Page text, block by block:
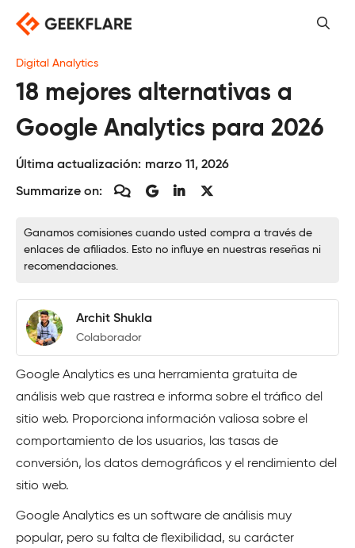
Saltar
contenido
Digital Analytics
18 mejores alternativas a
Google Analytics para 2026
Última actualización: marzo 11, 2026
Summarize on:
Ganamos comisiones cuando usted compra a través de
enlaces de afiliados. Esto no influye en nuestras reseñas ni
recomendaciones.
Archit Shukla
Colaborador
Google Analytics es una herramienta gratuita de
análisis web que rastrea e informa sobre el tráfico del
sitio web. Proporciona información valiosa sobre el
comportamiento de los usuarios, las tasas de
conversión, los datos demográficos y el rendimiento del
sitio web.
Google Analytics es un software de análisis muy
popular, pero su falta de flexibilidad, su carácter